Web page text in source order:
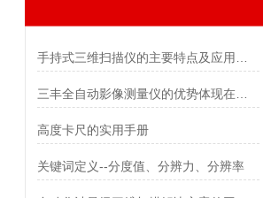
高度卡尺的实用手册
关键词定义--分度值、分辨力、分辨率